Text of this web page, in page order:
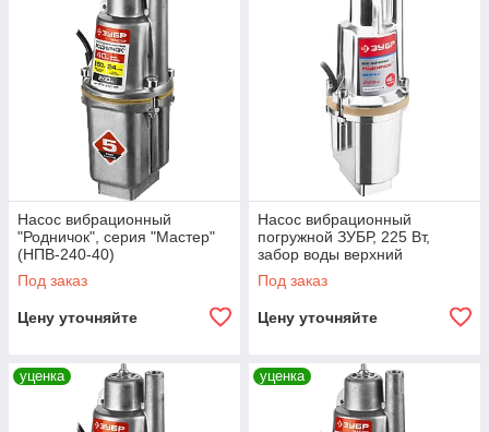
Насос вибрационный
"Родничок", серия "Мастер"
(НПВ-240-40)
Под заказ
Цену уточняйте
Насос вибрационный
погружной ЗУБР, 225 Вт,
забор воды верхний
(ЗНВП-300-40_М2)
Под заказ
Цену уточняйте
уценка уценка